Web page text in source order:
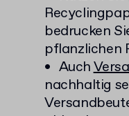
bedrucken
pflanzlichen
Auch
nachhaltig